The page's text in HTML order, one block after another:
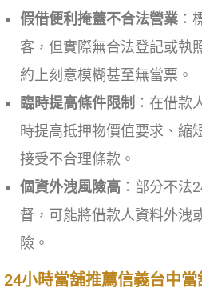
假借便利掩蓋不合法營業 ：
客，但實際無合法登記或執
約上刻意模糊甚至無當票。
臨時提高條件限制 ：在借款
時提高抵押物價值要求、縮
接受不合理條款。
個資外洩風險高 ：部分不法
督，可能將借款人資料外洩
險。
24小時當舖推薦信義台中當